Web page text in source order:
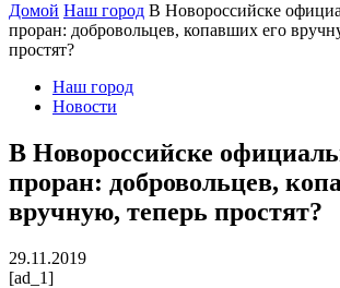
Домой Наш город В Новороссийске
проран: добровольцев, копавших его
простят?
Наш город
Новости
В Новороссийске
проран: добровольцев,
вручную, теперь простят?
29.11.2019
[ad_1]